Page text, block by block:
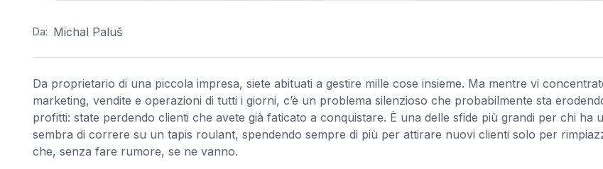
Da: Michal Paluš
Da proprietario di una piccola impresa, siete abituati a gestire mille cose insieme. Ma mentre vi
marketing, vendite e operazioni di tutti i giorni, c’è un problema silenzioso che probabilmente sta
profitti: state perdendo clienti che avete già faticato a conquistare. È una delle sfide più grandi per chi ha
sembra di correre su un tapis roulant, spendendo sempre di più per attirare nuovi clienti solo per
che, senza fare rumore, se ne vanno.